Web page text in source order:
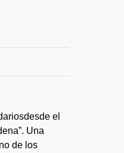
sdesde el
”. Una
de los